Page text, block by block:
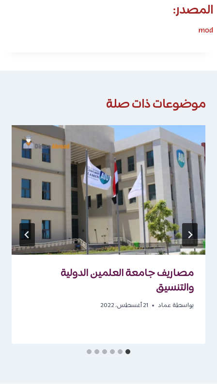
المصدر:
mod
موضوعات ذات صلة
مصاريف جامعة العلمين الدولية
والتنسيق
بواسطة عماد 21 أغسطس، 2022